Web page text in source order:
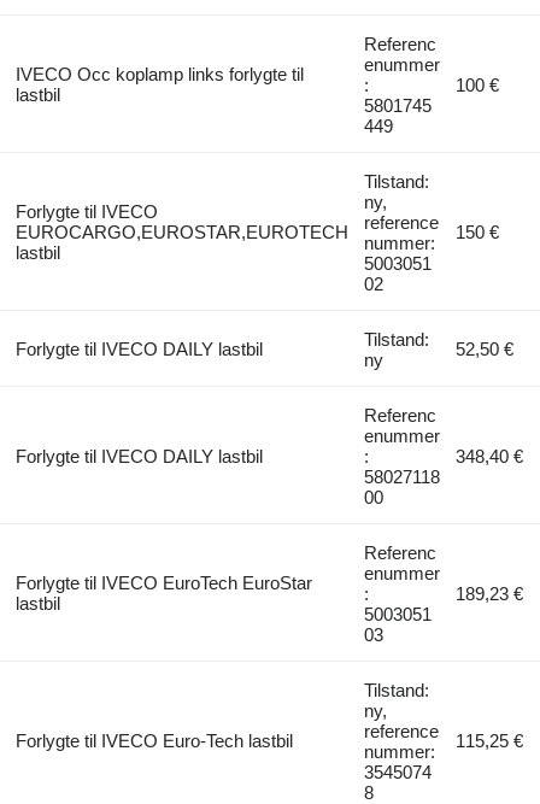
IVECO Occ koplamp links forlygte til
lastbil
Referenc
enummer
:
5801745
449
100 €
Forlygte til IVECO
EUROCARGO,EUROSTAR,EUROTECH
lastbil
Tilstand:
ny,
reference
nummer:
5003051
02
150 €
Forlygte til IVECO DAILY lastbil
Tilstand:
ny
52,50 €
Forlygte til IVECO DAILY lastbil
Referenc
enummer
:
58027118
00
348,40 €
Forlygte til IVECO EuroTech EuroStar
lastbil
Referenc
enummer
:
5003051
03
189,23 €
Forlygte til IVECO Euro-Tech lastbil
Tilstand:
ny,
reference
nummer:
3545074
8
115,25 €